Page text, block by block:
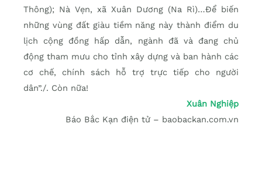
Thông); Nà Vẹn, xã Xuân Dương (Na Rì)…Để biến
những vùng đất giàu tiềm năng này thành điểm du
lịch cộng đồng hấp dẫn, ngành đã và đang chủ
động tham mưu cho tỉnh xây dựng và ban hành các
cơ chế, chính sách hỗ trợ trực tiếp cho người
dân”./. Còn nữa!
Xuân Nghiệp
Báo Bắc Kạn điện tử – baobackan.com.vn